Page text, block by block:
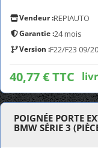
Vendeur :REPIAUTO
Garantie :24 mois
Version :F22/F23 09/
40,77 € TTC
POIGNÉE PORTE
BMW SÉRIE 3